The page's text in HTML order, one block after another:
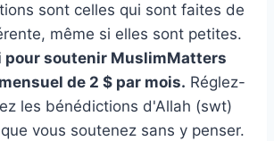
sont celles qui sont faites de
même si elles sont petites.
pour soutenir MuslimMatters
de 2 $ par mois. Réglez-
les bénédictions d'Allah (swt)
vous soutenez sans y penser.